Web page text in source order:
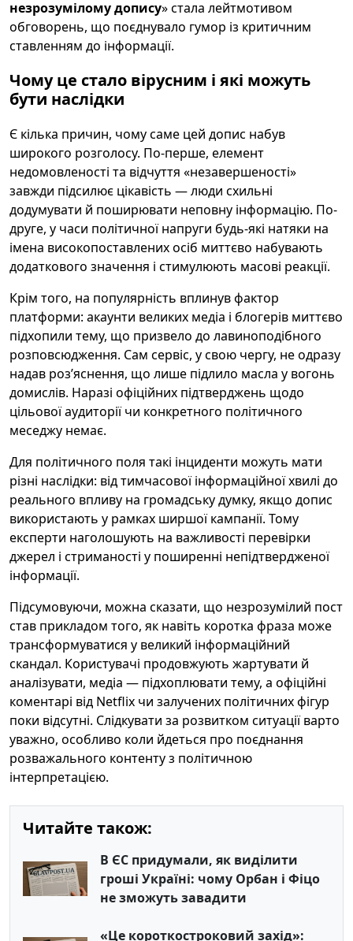
незрозумілому допису» стала лейтмотивом
обговорень, що поєднувало гумор із критичним
ставленням до інформації.
Чому це стало вірусним і які можуть
бути наслідки
Є кілька причин, чому саме цей допис набув
широкого розголосу. По-перше, елемент
недомовленості та відчуття «незавершеності»
завжди підсилює цікавість — люди схильні
додумувати й поширювати неповну інформацію. По-
друге, у часи політичної напруги будь-які натяки на
імена високопоставлених осіб миттєво набувають
додаткового значення і стимулюють масові реакції.
Крім того, на популярність вплинув фактор
платформи: акаунти великих медіа і блогерів миттєво
підхопили тему, що призвело до лавиноподібного
розповсюдження. Сам сервіс, у свою чергу, не одразу
надав роз’яснення, що лише підлило масла у вогонь
домислів. Наразі офіційних підтверджень щодо
цільової аудиторії чи конкретного політичного
меседжу немає.
Для політичного поля такі інциденти можуть мати
різні наслідки: від тимчасової інформаційної хвилі до
реального впливу на громадську думку, якщо допис
використають у рамках ширшої кампанії. Тому
експерти наголошують на важливості перевірки
джерел і стриманості у поширенні непідтвердженої
інформації.
Підсумовуючи, можна сказати, що незрозумілий пост
став прикладом того, як навіть коротка фраза може
трансформуватися у великий інформаційний
скандал. Користувачі продовжують жартувати й
аналізувати, медіа — підхоплювати тему, а офіційні
коментарі від Netflix чи залучених політичних фігур
поки відсутні. Слідкувати за розвитком ситуації варто
уважно, особливо коли йдеться про поєднання
розважального контенту з політичною
інтерпретацією.
Читайте також:
В ЄС придумали, як виділити
гроші Україні: чому Орбан і Фіцо
не зможуть завадити
«Це короткостроковий захід»: